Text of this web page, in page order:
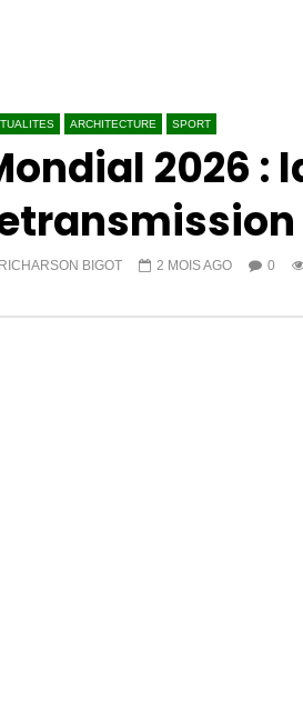
ARCHITECTURE SPORT
2026 :
RICHARSON BIGOT 2 MOIS AGO 0